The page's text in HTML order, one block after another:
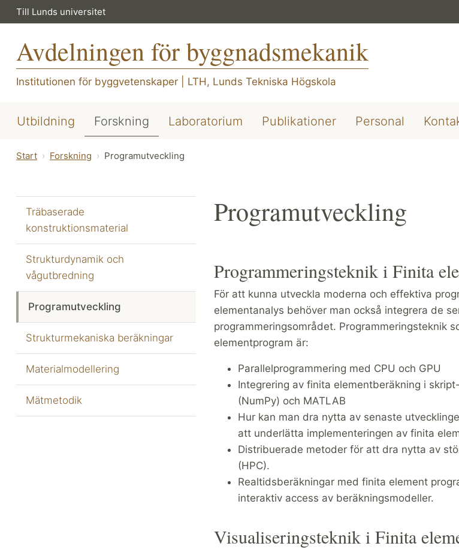
Till Lunds universitet
Avdelningen för byggnadsmekanik
Institutionen för byggvetenskaper LTH, Lunds Tekniska Högskola
Utbildning Forskning Laboratorium Publikationer Personal
Start Forskning Programutveckling
Träbaserade
konstruktionsmaterial
Strukturdynamik och
vågutbredning
Programutveckling
Strukturmekaniska beräkningar
Materialmodellering
Mätmetodik
Programutveckling
Programmeringsteknik i Finita
För att kunna utveckla moderna och effektiva
elementanalys behöver man också integrera de
programmeringsområdet. Programmeringsteknik
elementprogram är:
Parallelprogrammering med CPU och GPU
Integrering av finita elementberäkning i
(NumPy) och MATLAB
Hur kan man dra nytta av senaste
att underlätta implementeringen av finita
Distribuerade metoder för att dra nytta av
(HPC).
Realtidsberäkningar med finita element
interaktiv access av beräkningsmodeller.
Visualiseringsteknik i Finita